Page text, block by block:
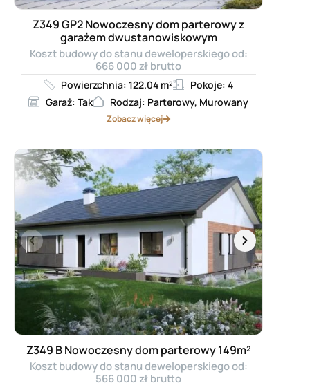
Z349 GP2 Nowoczesny dom parterowy z
garażem dwustanowiskowym
Koszt budowy do stanu deweloperskiego od:
666 000 zł brutto
Powierzchnia: 122.04 m²
Pokoje: 4
Garaż: Tak
Rodzaj: Parterowy, Murowany
Zobacz więcej
Z349 B Nowoczesny dom parterowy 149m²
Koszt budowy do stanu deweloperskiego od:
566 000 zł brutto